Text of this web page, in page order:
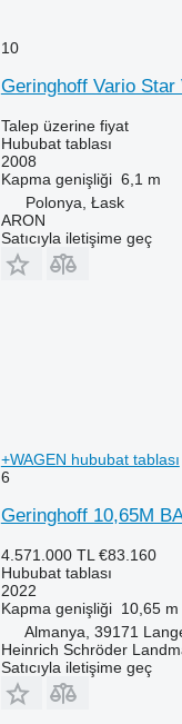
10
Geringhoff Vario Star
Talep üzerine fiyat
Hububat tablası
2008
Kapma genişliği 6,1 m
Polonya, Łask
ARON
Satıcıyla iletişime geç
+WAGEN hububat tablası
6
Geringhoff 10,65M
4.571.000 TL €83.160
Hububat tablası
2022
Kapma genişliği 10,65 m
Almanya, 39171
Heinrich Schröder
Satıcıyla iletişime geç